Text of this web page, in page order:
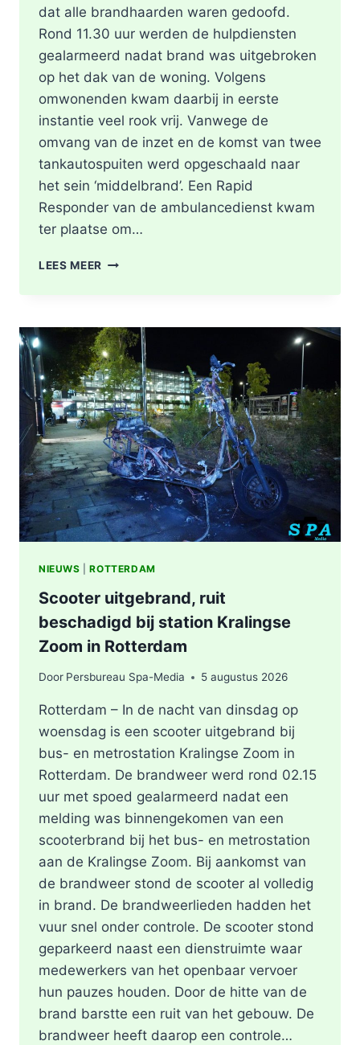
dat alle brandhaarden waren gedoofd.
Rond 11.30 uur werden de hulpdiensten
gealarmeerd nadat brand was uitgebroken
op het dak van de woning. Volgens
omwonenden kwam daarbij in eerste
instantie veel rook vrij. Vanwege de
omvang van de inzet en de komst van twee
tankautospuiten werd opgeschaald naar
het sein ‘middelbrand’. Een Rapid
Responder van de ambulancedienst kwam
ter plaatse om…
LEES MEER BRAND
WONING
TIJDENS
WERKZAAMHEDEN
AAN
LIEVEN
DE
KEYSTRAAT
IN
ROTTERDAM
NIEUWS |ROTTERDAM
Scooter uitgebrand, ruit
beschadigd bij station Kralingse
Zoom in Rotterdam
Door Persbureau Spa-Media 5 augustus 2026
Rotterdam – In de nacht van dinsdag op
woensdag is een scooter uitgebrand bij
bus- en metrostation Kralingse Zoom in
Rotterdam. De brandweer werd rond 02.15
uur met spoed gealarmeerd nadat een
melding was binnengekomen van een
scooterbrand bij het bus- en metrostation
aan de Kralingse Zoom. Bij aankomst van
de brandweer stond de scooter al volledig
in brand. De brandweerlieden hadden het
vuur snel onder controle. De scooter stond
geparkeerd naast een dienstruimte waar
medewerkers van het openbaar vervoer
hun pauzes houden. Door de hitte van de
brand barstte een ruit van het gebouw. De
brandweer heeft daarop een controle…